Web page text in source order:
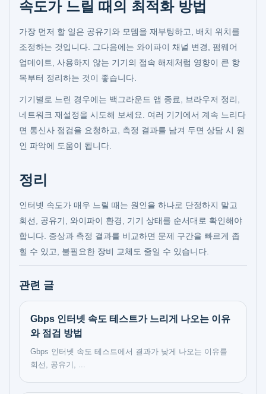
속도가 느릴 때의 최적화 방법
가장 먼저 할 일은 공유기와 모뎀을 재부팅하고, 배치 위치를
조정하는 것입니다. 그다음에는 와이파이 채널 변경, 펌웨어
업데이트, 사용하지 않는 기기의 접속 해제처럼 영향이 큰 항
목부터 정리하는 것이 좋습니다.
기기별로 느린 경우에는 백그라운드 앱 종료, 브라우저 정리,
네트워크 재설정을 시도해 보세요. 여러 기기에서 계속 느리다
면 통신사 점검을 요청하고, 측정 결과를 남겨 두면 상담 시 원
인 파악에 도움이 됩니다.
정리
인터넷 속도가 매우 느릴 때는 원인을 하나로 단정하지 말고
회선, 공유기, 와이파이 환경, 기기 상태를 순서대로 확인해야
합니다. 증상과 측정 결과를 비교하면 문제 구간을 빠르게 좁
힐 수 있고, 불필요한 장비 교체도 줄일 수 있습니다.
관련 글
Gbps 인터넷 속도 테스트가 느리게 나오는 이유
와 점검 방법
Gbps 인터넷 속도 테스트에서 결과가 낮게 나오는 이유를
회선, 공유기, ...